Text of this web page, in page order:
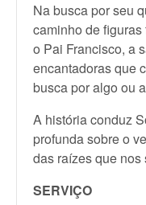
Na busca por seu
caminho de
o Pai Francisco, a
encantadoras que
busca por algo ou
A história conduz
profunda sobre o
das raízes que nos
SERVIÇO